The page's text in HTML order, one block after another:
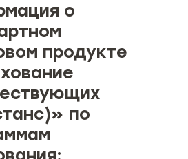
о
продукте
по